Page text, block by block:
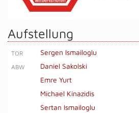
Aufstellung
TOR Sergen Ismailoglu
ABW
Daniel Sakolski
Emre Yurt
Michael Kinazidis
Sertan Ismailoglu